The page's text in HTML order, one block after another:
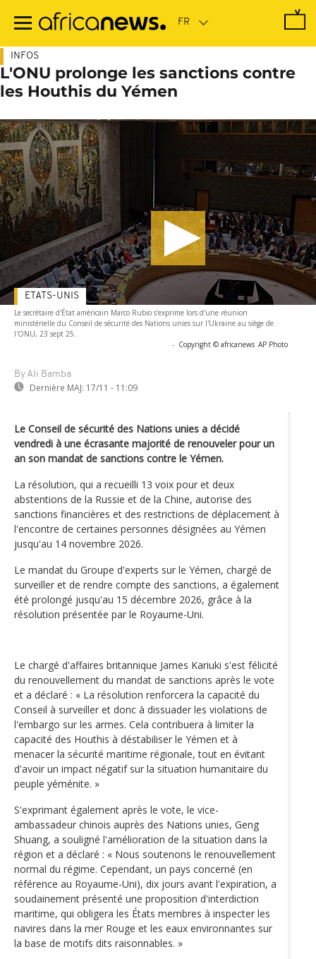
contenu
INFOS
L'ONU prolonge les sanctions contre
les Houthis du Yémen
Le secrétaire d'État américain Marco Rubio s'exprime lors d'une réunion
ministérielle du Conseil de sécurité des Nations unies sur l'Ukraine au siège de
l'ONU, 23 sept 25.
- Copyright © africanews AP Photo
By Ali Bamba
Dernière MAJ: 17/11 - 11:09
ETATS-UNIS
Le Conseil de sécurité des Nations unies a décidé
vendredi à une écrasante majorité de renouveler pour un
an son mandat de sanctions contre le Yémen.
La résolution, qui a recueilli 13 voix pour et deux
abstentions de la Russie et de la Chine, autorise des
sanctions financières et des restrictions de déplacement à
l'encontre de certaines personnes désignées au Yémen
jusqu'au 14 novembre 2026.
Le mandat du Groupe d'experts sur le Yémen, chargé de
surveiller et de rendre compte des sanctions, a également
été prolongé jusqu'au 15 décembre 2026, grâce à la
résolution présentée par le Royaume-Uni.
Le chargé d'affaires britannique James Kariuki s'est félicité
du renouvellement du mandat de sanctions après le vote
et a déclaré : « La résolution renforcera la capacité du
Conseil à surveiller et donc à dissuader les violations de
l'embargo sur les armes. Cela contribuera à limiter la
capacité des Houthis à déstabiliser le Yémen et à
menacer la sécurité maritime régionale, tout en évitant
d'avoir un impact négatif sur la situation humanitaire du
peuple yéménite. »
S'exprimant également après le vote, le vice-
ambassadeur chinois auprès des Nations unies, Geng
Shuang, a souligné l'amélioration de la situation dans la
région et a déclaré : « Nous soutenons le renouvellement
normal du régime. Cependant, un pays concerné (en
référence au Royaume-Uni), dix jours avant l'expiration, a
soudainement présenté une proposition d'interdiction
maritime, qui obligera les États membres à inspecter les
navires dans la mer Rouge et les eaux environnantes sur
la base de motifs dits raisonnables. »